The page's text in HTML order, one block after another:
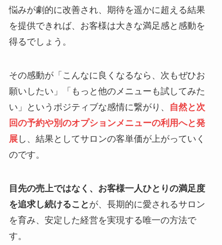
悩みが劇的に改善され、期待を遥かに超える結果
を提供できれば、お客様は大きな満足感と感動を
得るでしょう。
その感動が「こんなに良くなるなら、次もぜひお
願いしたい」「もっと他のメニューも試してみた
い」というポジティブな感情に繋がり、
自然と次
回の予約や別のオプションメニューの利用へと発
展し、結果としてサロンの客単価が上がっていく
のです。
目先の売上ではなく、お客様一人ひとりの満足度
を追求し続けること が、長期的に愛されるサロン
を育み、安定した経営を実現する唯一の方法で
す。